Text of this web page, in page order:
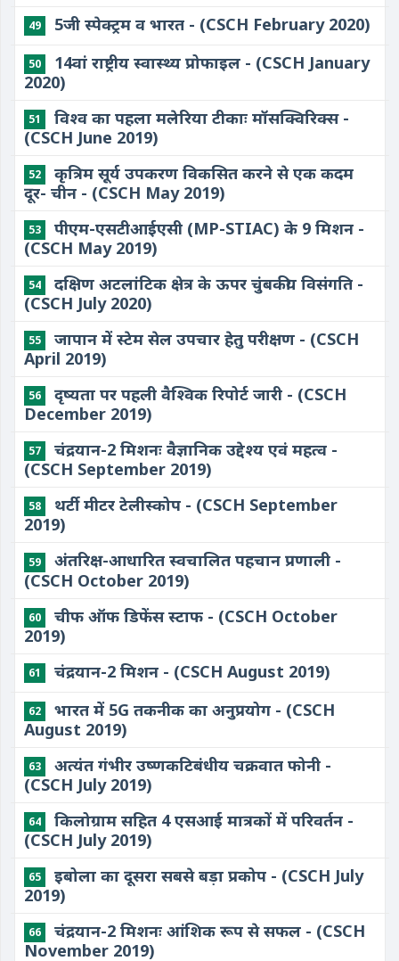
49 5जी स्पेक्ट्रम व भारत - (CSCH February 2020)
50
14वां राष्ट्रीय स्वास्थ्य प्रोफाइल - (CSCH January
2020)
51
विश्व का पहला मलेरिया टीकाः मॉसक्विरिक्स -
(CSCH June 2019)
52
कृत्रिम सूर्य उपकरण विकसित करने से एक कदम
दूर- चीन - (CSCH May 2019)
53
पीएम-एसटीआईएसी (MP-STIAC) के 9 मिशन -
(CSCH May 2019)
54
दक्षिण अटलांटिक क्षेत्र के ऊपर चुंबकीय विसंगति -
(CSCH July 2020)
55
जापान में स्टेम सेल उपचार हेतु परीक्षण - (CSCH
April 2019)
56
दृष्यता पर पहली वैश्विक रिपोर्ट जारी - (CSCH
December 2019)
57
चंद्रयान-2 मिशनः वैज्ञानिक उद्देश्य एवं महत्व -
(CSCH September 2019)
58
थर्टी मीटर टेलीस्कोप - (CSCH September
2019)
59
अंतरिक्ष-आधारित स्वचालित पहचान प्रणाली -
(CSCH October 2019)
60
चीफ ऑफ डिफेंस स्टाफ - (CSCH October
2019)
61 चंद्रयान-2 मिशन - (CSCH August 2019)
62
भारत में 5G तकनीक का अनुप्रयोग - (CSCH
August 2019)
63
अत्यंत गंभीर उष्णकटिबंधीय चक्रवात फोनी -
(CSCH July 2019)
64
किलोग्राम सहित 4 एसआई मात्रकों में परिवर्तन -
(CSCH July 2019)
65
इबोला का दूसरा सबसे बड़ा प्रकोप - (CSCH July
2019)
66
चंद्रयान-2 मिशनः आंशिक रूप से सफल - (CSCH
November 2019)